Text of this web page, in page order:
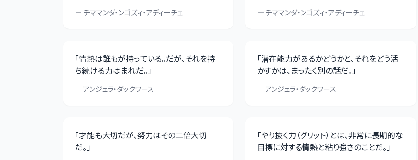
— チママンダ・ンゴズィ・アディーチェ — チママンダ・ンゴズィ・アディーチェ
「情熱は誰もが持っている。だが、それを持
ち続ける力はまれだ。」
— アンジェラ・ダックワース
「潜在能力があるかどうかと、それをどう活
かすかは、まったく別の話だ。」
—アンジェラ・ダックワース
「才能も大切だが、努力はその二倍大切
だ。」
「やり抜く力（グリット）とは、非常に長期的な
目標に対する情熱と粘り強さのことだ。」